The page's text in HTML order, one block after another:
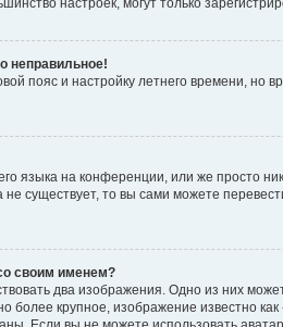
настроек, могут только
неправильное!
пояс и настройку летнего времени,
языка на конференции, или же просто
не существует, то вы сами можете
своим именем?
два изображения. Одно из них
более крупное, изображение известно